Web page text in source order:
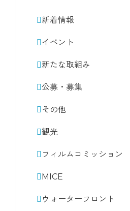
新着情報
イベント
新たな取組み
公募・募集
その他
観光
フィルムコミッション
MICE
ウォーターフロント